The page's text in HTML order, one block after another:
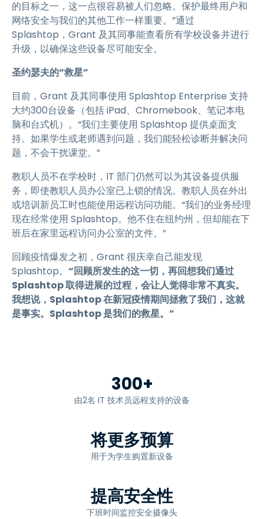
的目标之一，这一点很容易被人们忽略。保护最终用户和
网络安全与我们的其他工作一样重要。”通过
Splashtop，Grant 及其同事能查看所有学校设备并进行
升级，以确保这些设备尽可能安全。
圣约瑟夫的“救星”
目前，Grant 及其同事使用 Splashtop Enterprise 支持
大约300台设备（包括 iPad、Chromebook、笔记本电
脑和台式机）。“我们主要使用 Splashtop 提供桌面支
持。如果学生或老师遇到问题，我们能轻松诊断并解决问
题，不会干扰课堂。”
教职人员不在学校时，IT 部门仍然可以为其设备提供服
务，即使教职人员办公室已上锁的情况。教职人员在外出
或培训新员工时也能使用远程访问功能。“我们的业务经理
现在经常使用 Splashtop。他不住在纽约州，但却能在下
班后在家里远程访问办公室的文件。”
回顾疫情爆发之初，Grant 很庆幸自己能发现
Splashtop。 “回顾所发生的这一切，再回想我们通过
Splashtop 取得进展的过程，会让人觉得非常不真实。
我想说，Splashtop 在新冠疫情期间拯救了我们，这就
是事实。Splashtop 是我们的救星。”
300+
由2名 IT 技术员远程支持的设备
将更多预算
用于为学生购置新设备
提高安全性
下班时间监控安全摄像头